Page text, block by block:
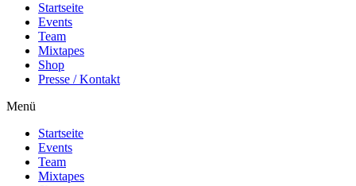
Startseite
Events
Team
Mixtapes
Shop
Presse / Kontakt
Menü
Startseite
Events
Team
Mixtapes